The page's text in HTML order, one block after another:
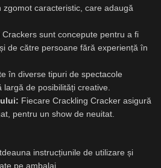
zgomot caracteristic, care adaugă
Crackers sunt concepute pentru a fi
de către persoane fără experiență în
în diverse tipuri de spectacole
de posibilități creative.
Fiecare Crackling Cracker asigură
pentru un show de neuitat.
instrucțiunile de utilizare și
pe ambalaj.